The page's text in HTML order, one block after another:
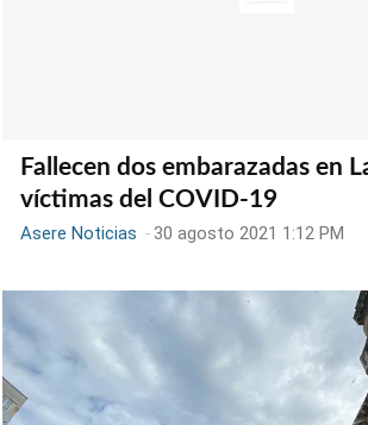
Fallecen dos embarazadas en
víctimas del COVID-19
Asere Noticias - 30 agosto 2021 1:12 PM